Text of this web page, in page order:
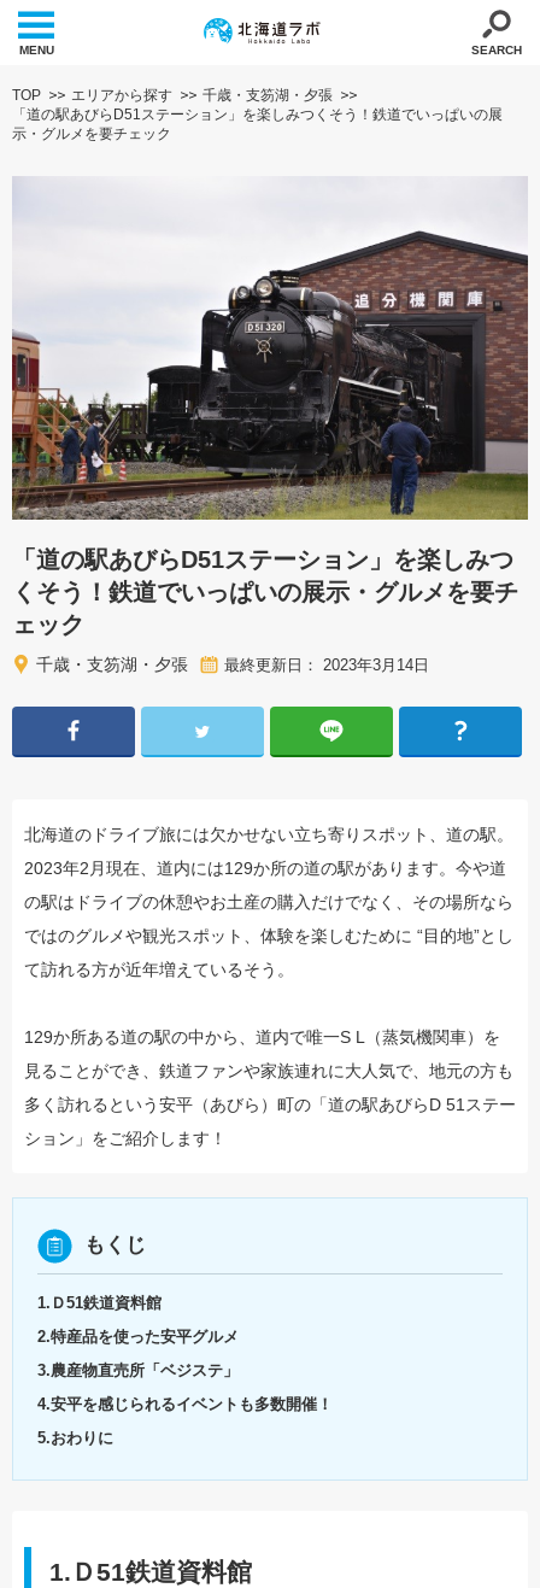
MENU SEARCH
TOP エリアから探す
千歳・支笏湖・夕張
「道の駅あびらD51ステーション」を楽しみつくそう！鉄道でいっぱいの展
示・グルメを要チェック
「道の駅あびらD51ステーション」を楽しみつ
くそう！鉄道でいっぱいの展示・グルメを要チ
ェック
千歳・支笏湖・夕張 最終更新日： 2023年3月14日
北海道のドライブ旅には欠かせない立ち寄りスポット、道の駅。
2023年2月現在、道内には129か所の道の駅があります。今や道
の駅はドライブの休憩やお土産の購入だけでなく、その場所なら
ではのグルメや観光スポット、体験を楽しむために “目的地”とし
て訪れる方が近年増えているそう。
129か所ある道の駅の中から、道内で唯一S L（蒸気機関車）を
見ることができ、鉄道ファンや家族連れに大人気で、地元の方も
多く訪れるという安平（あびら）町の「道の駅あびらD 51ステー
ション」をご紹介します！
もくじ
1.Ｄ51鉄道資料館
2.特産品を使った安平グルメ
3.農産物直売所「ベジステ」
4.安平を感じられるイベントも多数開催！
5.おわりに
1.Ｄ51鉄道資料館